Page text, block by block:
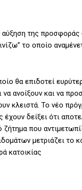
της προσφοράς
το οποίο
θα επιδοτεί
να ανοίξουν και να
κλειστά. Το νέο
δείξει ότι
ζήτημα που
μετριάζει το
κατοικίας